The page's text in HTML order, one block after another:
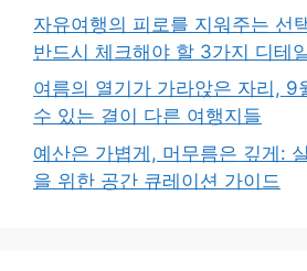
자유여행의 피로를 지워주는 선
반드시 체크해야 할 3가지 디테
여름의 열기가 가라앉은 자리, 9
수 있는 결이 다른 여행지들
예산은 가볍게, 머무름은 깊게:
을 위한 공간 큐레이션 가이드